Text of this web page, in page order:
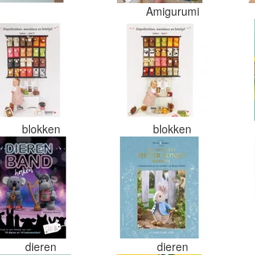
Amigurumi
blokken blokken
dieren dieren